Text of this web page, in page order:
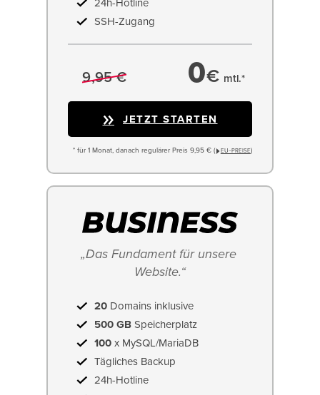
24h-Hotline
SSH-Zugang
9,95 € 0€ mtl.*
JETZT STARTEN
* für 1 Monat, danach regulärer Preis 9,95 € ( EU−PREISE)
„Das Fundament für unsere
Website.“
20 Domains inklusive
500 GB Speicherplatz
100 x MySQL/MariaDB
Tägliches Backup
24h-Hotline